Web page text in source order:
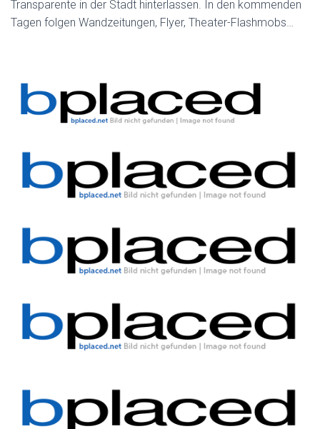
Transparente in der Stadt hinterlassen. In den kommenden
Tagen folgen Wandzeitungen, Flyer, Theater-Flashmobs…